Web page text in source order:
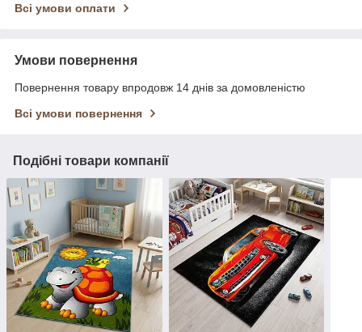
Всі умови оплати
Умови повернення
Повернення товару впродовж 14 днів за домовленістю
Всі умови повернення
Подібні товари компанії